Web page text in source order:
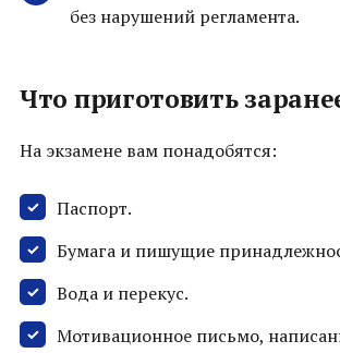
без нарушений регламента.
Что приготовить
На экзамене вам понадобятся:
Паспорт.
Бумага и пишущие
Вода и перекус.
Мотивационное письмо,